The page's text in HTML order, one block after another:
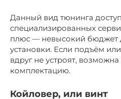
Данный вид тюнинга
специализированных
плюс — невысокий бюджет
установки. Если подъём
вдруг не устроят,
комплектацию.
Койловер, или винт